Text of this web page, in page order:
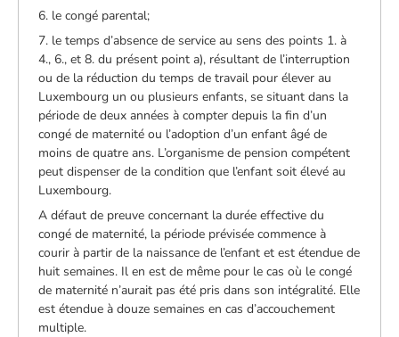
6. le congé parental;
7. le temps d’absence de service au sens des points 1. à
4., 6., et 8. du présent point a), résultant de l’interruption
ou de la réduction du temps de travail pour élever au
Luxembourg un ou plusieurs enfants, se situant dans la
période de deux années à compter depuis la fin d’un
congé de maternité ou l’adoption d’un enfant âgé de
moins de quatre ans. L’organisme de pension compétent
peut dispenser de la condition que l’enfant soit élevé au
Luxembourg.
A défaut de preuve concernant la durée effective du
congé de maternité, la période prévisée commence à
courir à partir de la naissance de l’enfant et est étendue de
huit semaines. Il en est de même pour le cas où le congé
de maternité n’aurait pas été pris dans son intégralité. Elle
est étendue à douze semaines en cas d’accouchement
multiple.